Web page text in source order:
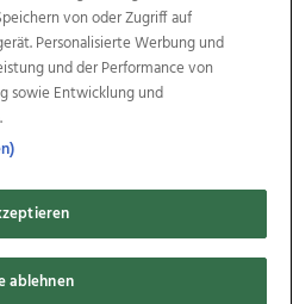
OÖNow
Ischler Woche
OÖN Immobilien
Promenaden Galerien
wirtrauern.at
Zeitungs GmbH & Co KG
by
von oder Zugriff auf
Personalisierte Werbung und
und der Performance von
sowie Entwicklung und
ablehnen